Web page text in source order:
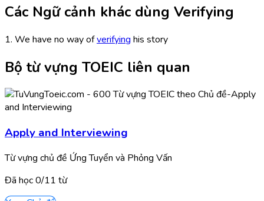
Các Ngữ cảnh khác dùng Verifying
1. We have no way ofverifying his story
Bộ từ vựng TOEIC liên quan
Apply and Interviewing
Từ vựng chủ đề Ứng Tuyển và Phỏng Vấn
Đã học0/11 từ